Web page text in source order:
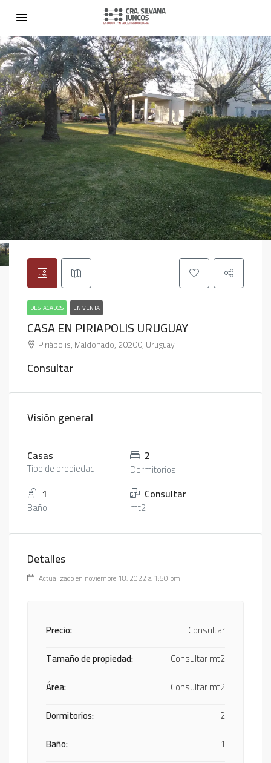
DESTACADOS EN VENTA
CASA EN PIRIAPOLIS URUGUAY
Piriápolis, Maldonado, 20200, Uruguay
Consultar
Visión general
Casas
Tipo de propiedad
2
Dormitorios
1
Baño
Consultar
mt2
Detalles
Actualizado en noviembre 18, 2022 a 1:50 pm
Precio:
Consultar
Tamaño de propiedad:
Consultar mt2
Área:
Consultar mt2
Dormitorios:
2
Baño:
1